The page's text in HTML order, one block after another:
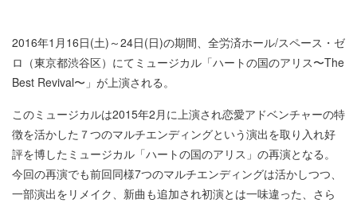
2016年1月16日(土)～24日(日)の期間、全労済ホール/スペース・ゼ
ロ（東京都渋谷区）にてミュージカル「ハートの国のアリス〜The
Best Revival〜」が上演される。
このミュージカルは2015年2月に上演され恋愛アドベンチャーの特
徴を活かした７つのマルチエンディングという演出を取り入れ好
評を博したミュージカル「ハートの国のアリス」の再演となる。
今回の再演でも前回同様7つのマルチエンディングは活かしつつ、
一部演出をリメイク、新曲も追加され初演とは一味違った、さら